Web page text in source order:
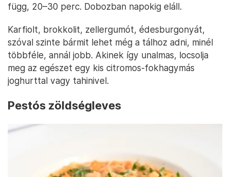
függ, 20–30 perc. Dobozban napokig eláll.
Karfiolt, brokkolit, zellergumót, édesburgonyát,
szóval szinte bármit lehet még a tálhoz adni, minél
többféle, annál jobb. Akinek így unalmas, locsolja
meg az egészet egy kis citromos-fokhagymás
joghurttal vagy tahinivel.
Pestós zöldségleves